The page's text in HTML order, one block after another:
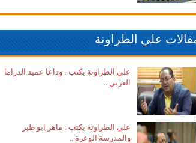
علي الطراونة
علي الطراونة يكتب : وداعا عميد الدراما
العربي ..
علي الطراونة يكتب : ماهر ابو طير
والمدرسة الوعرة ..